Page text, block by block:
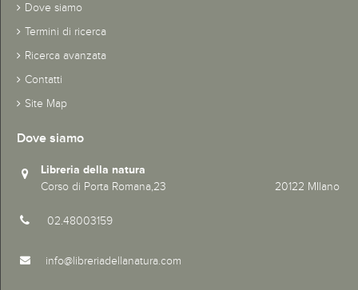
Dove siamo
Termini di ricerca
Ricerca avanzata
Contatti
Site Map
Dove siamo
Libreria della natura
Corso di Porta Romana,23 20122 MIlano
02.48003159
info@libreriadellanatura.com